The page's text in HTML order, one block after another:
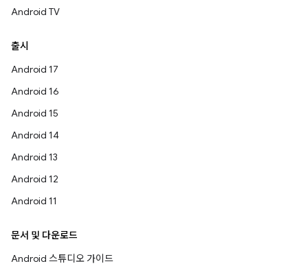
Android TV
출시
Android 17
Android 16
Android 15
Android 14
Android 13
Android 12
Android 11
문서 및 다운로드
Android 스튜디오 가이드